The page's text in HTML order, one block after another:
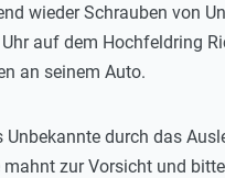
wieder Schrauben von
auf dem Hochfeldring
an seinem Auto.
durch das
zur Vorsicht und